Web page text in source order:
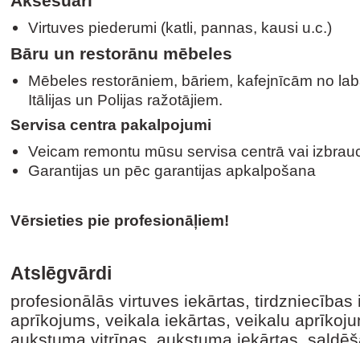
Virtuves piederumi (katli, pannas, kausi u.c.)
Bāru un restorānu mēbeles
Mēbeles restorāniem, bāriem, kafejnīcām no
Itālijas un Polijas ražotājiem.
Servisa centra pakalpojumi
Veicam remontu mūsu servisa centrā vai
Garantijas un pēc garantijas apkalpošana
Vērsieties pie profesionāļiem!
Atslēgvārdi
profesionālās virtuves iekārtas,
aprīkojums, veikala iekārtas, veikalu